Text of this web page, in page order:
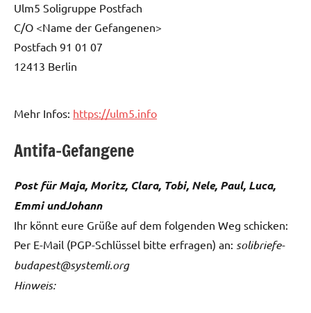
Ulm5 Soligruppe Postfach
C/O <Name der Gefangenen>
Postfach 91 01 07
12413 Berlin
Mehr Infos: https://ulm5.info
Antifa-Gefangene
Post für Maja, Moritz, Clara, Tobi, Nele, Paul, Luca,
Emmi undJohann
Ihr könnt eure Grüße auf dem folgenden Weg schicken:
Per E-Mail (PGP-Schlüssel bitte erfragen) an: solibriefe-
budapest@systemli.org
Hinweis: